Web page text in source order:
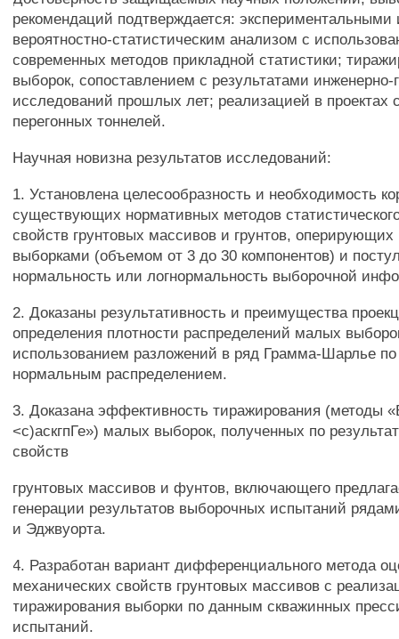
рекомендаций подтверждается:
вероятностно-статистическим анализом с
современных методов прикладной статистики;
выборок, сопоставлением с результатами инженерно-
исследований прошлых лет; реализацией в проектах
перегонных тоннелей.
Научная новизна результатов исследований:
1. Установлена целесообразность и необходимость
существующих нормативных методов
свойств грунтовых массивов и грунтов,
выборками (объемом от 3 до 30 компонентов) и
нормальность или логнормальность выборочной
2. Доказаны результативность и преимущества
определения плотности распределений малых
использованием разложений в ряд Грамма-Шарлье
нормальным распределением.
3. Доказана эффективность тиражирования (методы
<с)аскгпГе») малых выборок, полученных по
свойств
грунтовых массивов и фунтов, включающего
генерации результатов выборочных испытаний
и Эджвуорта.
4. Разработан вариант дифференциального метода
механических свойств грунтовых массивов с
тиражирования выборки по данным скважинных
испытаний.